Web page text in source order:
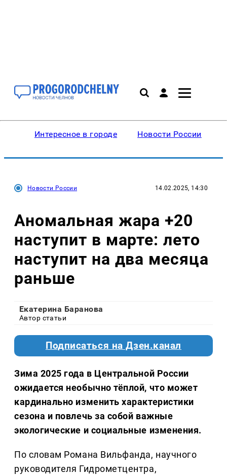
Интересное в городе Новости России
Новости России 14.02.2025, 14:30
Аномальная жара +20
наступит в марте: лето
наступит на два месяца
раньше
Екатерина Баранова
Автор статьи
Подписаться на Дзен.канал
Зима 2025 года в Центральной России
ожидается необычно тёплой, что может
кардинально изменить характеристики
сезона и повлечь за собой важные
экологические и социальные изменения.
По словам Романа Вильфанда, научного
руководителя Гидрометцентра,